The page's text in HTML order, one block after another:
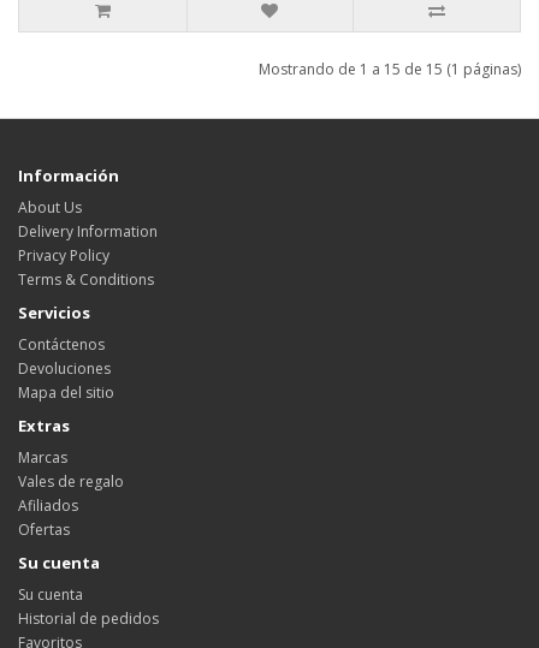
Mostrando de 1 a 15 de 15 (1 páginas)
Información
About Us
Delivery Information
Privacy Policy
Terms & Conditions
Servicios
Contáctenos
Devoluciones
Mapa del sitio
Extras
Marcas
Vales de regalo
Afiliados
Ofertas
Su cuenta
Su cuenta
Historial de pedidos
Favoritos